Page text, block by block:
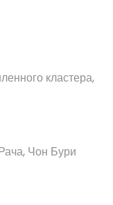
кластера,
Чон Бури